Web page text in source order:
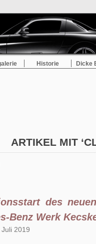
Historie Dicke
ARTIKEL MIT
des
Benz Werk
2019